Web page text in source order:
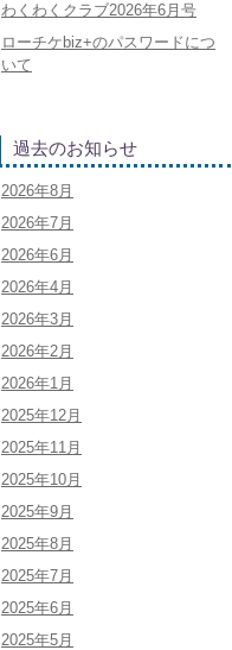
わくわくクラブ2026年6月号
ローチケbiz+のパスワードにつ
いて
過去のお知らせ
2026年8月
2026年7月
2026年6月
2026年4月
2026年3月
2026年2月
2026年1月
2025年12月
2025年11月
2025年10月
2025年9月
2025年8月
2025年7月
2025年6月
2025年5月